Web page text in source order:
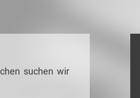
suchen wir